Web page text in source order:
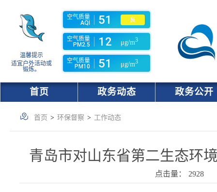
温馨提示
适宜户外活动或
锻炼。
空气质量
AQI
51 良
空气质量
PM2.5
12 μg/m3
空气质量
PM10
51 μg/m3
首页 政务动态 政务公开
首页 > 环保督察 > 工作动态
青岛市对山东省第二生态环
点击量： 2928